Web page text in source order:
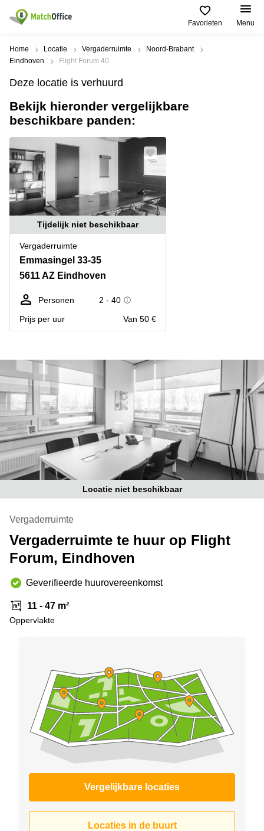
Favorieten Menu
Huren / Verhuren
Productpagina's
Kantoorruimten
Business
Flexplekken
Coworking
Spaces
Vergaderruimten
Virtueel
Kantoor
Bedrijfsruimte
Populaire
Steden
Alkmaar
Amsterdam
Westpoort
Bergen
op
Zoom
Amersfoort
Breda
Hengelo
Hilversum
Hoofddorp
Tiel
Tilburg
Zwolle
Amsterdam
Westpoort
Populaire
zoekopdrachten
Kantoorruimte
in Breda
huren
Bergen
op
Zoom
Kantoor
huren
Kantoor
huren
Reeuwijk
Business
Arnhem
Amsterdam
Westpoort
Business
center
Hilversum
Business
center
Den
Haag
space
Coworking
Arnhem
Kantoorruimte
Coworking
space
Hilversum
Coworking
Haarlem
Kantoor
Huren
Hengelo
Bedrijfsruimte
Nijmegen
Help
Over ons
Voeg je kantoorruimte toe
Huurprijs
Log in
Home Locatie Vergaderruimte
Noord-Brabant
Eindhoven
Flight Forum 40
Deze locatie is verhuurd
Bekijk hieronder vergelijkbare
beschikbare panden:
Tijdelijk niet beschikbaar
Vergaderruimte
Emmasingel 33-35
5611 AZ Eindhoven
Personen
2 - 40
Prijs per uur
Van 50 €
Locatie niet beschikbaar
Vergaderruimte
Vergaderruimte te huur op Flight
Forum, Eindhoven
Geverifieerde huurovereenkomst
11 - 47 m²
Oppervlakte
Vergelijkbare locaties
Locaties in de buurt